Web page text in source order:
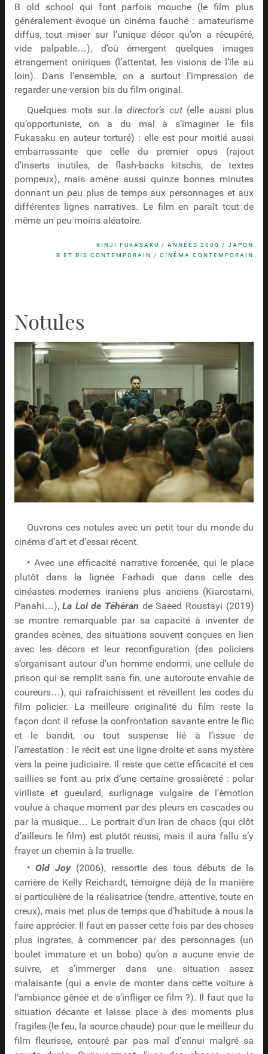
B old school qui font parfois mouche (le film plus
généralement évoque un cinéma fauché : amateurisme
diffus, tout miser sur l’unique décor qu’on a récupéré,
vide palpable…), d’où émergent quelques images
étrangement oniriques (l’attentat, les visions de l’île au
loin). Dans l’ensemble, on a surtout l’impression de
regarder une version bis du film original.
Quelques mots sur ladirector’s cut(elle aussi plus
qu’opportuniste, on a du mal à s’imaginer le fils
Fukasaku en auteur torturé) : elle est pour moitié aussi
embarrassante que celle du premier opus (rajout
d’inserts inutiles, de flash-backs kitschs, de textes
pompeux), mais amène aussi quinze bonnes minutes
donnant un peu plus de temps aux personnages et aux
différentes lignes narratives. Le film en paraît tout de
même un peu moins aléatoire.
KINJI FUKASAKU /ANNÉES 2000 /JAPON
B ET BIS CONTEMPORAIN /CINÉMA CONTEMPORAIN
Notules
Ouvrons ces notules avec un petit tour du monde du
cinéma d’art et d’essai récent.
• Avec une efficacité narrative forcenée, qui le place
plutôt dans la lignée Farhadi que dans celle des
cinéastes modernes iraniens plus anciens (Kiarostami,
Panahi…),La Loi de Téhéran de Saeed Roustayi (2019)
se montre remarquable par sa capacité à inventer de
grandes scènes, des situations souvent conçues en lien
avec les décors et leur reconfiguration (des policiers
s’organisant autour d’un homme endormi, une cellule de
prison qui se remplit sans fin, une autoroute envahie de
coureurs…), qui rafraichissent et réveillent les codes du
film policier. La meilleure originalité du film reste la
façon dont il refuse la confrontation savante entre le flic
et le bandit, ou tout suspense lié à l’issue de
l’arrestation : le récit est une ligne droite et sans mystère
vers la peine judiciaire. Il reste que cette efficacité et ces
saillies se font au prix d’une certaine grossièreté : polar
viriliste et gueulard, surlignage vulgaire de l’émotion
voulue à chaque moment par des pleurs en cascades ou
par la musique… Le portrait d’un Iran de chaos (qui clôt
d’ailleurs le film) est plutôt réussi, mais il aura fallu s’y
frayer un chemin à la truelle.
•Old Joy(2006), ressortie des tous débuts de la
carrière de Kelly Reichardt, témoigne déjà de la manière
si particulière de la réalisatrice (tendre, attentive, toute en
creux), mais met plus de temps que d’habitude à nous la
faire apprécier. Il faut en passer cette fois par des choses
plus ingrates, à commencer par des personnages (un
boulet immature et un bobo) qu’on a aucune envie de
suivre, et s’immerger dans une situation assez
malaisante (qui a envie de monter dans cette voiture à
l’ambiance gênée et de s’infliger ce film ?). Il faut que la
situation décante et laisse place à des moments plus
fragiles (le feu, la source chaude) pour que le meilleur du
film fleurisse, entouré par pas mal d’ennui malgré sa